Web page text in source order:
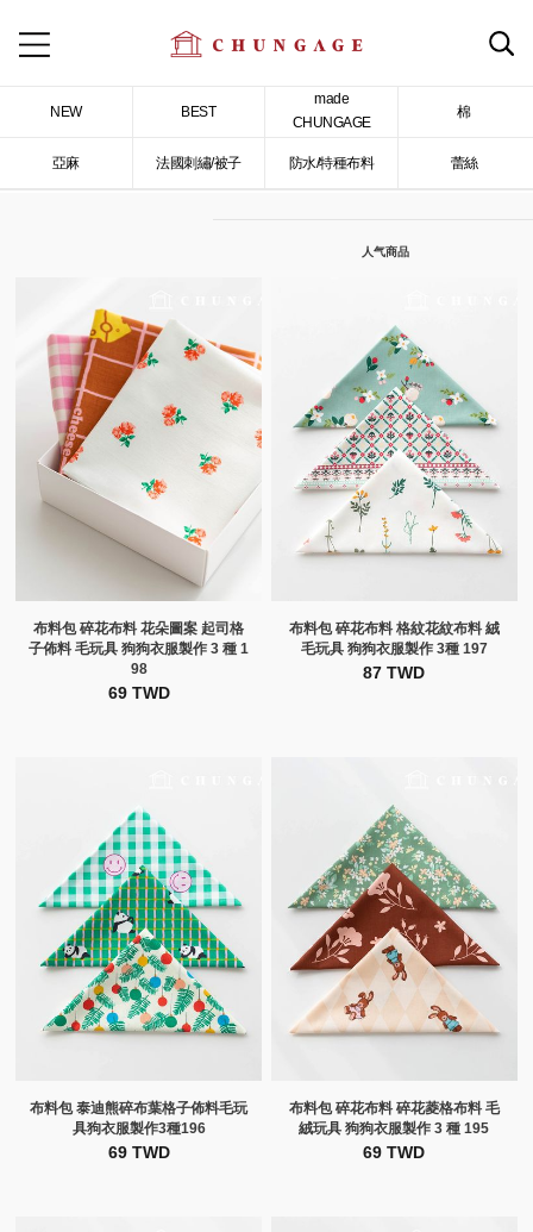
NEW BEST
made
CHUNGAGE
棉
亞麻 法國刺繡/被子 防水/特種布料 蕾絲
人气商品
布料包 碎花布料 花朵圖案 起司格
子佈料 毛玩具 狗狗衣服製作 3 種 1
98
69 TWD
布料包 碎花布料 格紋花紋布料 絨
毛玩具 狗狗衣服製作 3種 197
87 TWD
布料包 泰迪熊碎布葉格子佈料毛玩
具狗衣服製作3種196
69 TWD
布料包 碎花布料 碎花菱格布料 毛
絨玩具 狗狗衣服製作 3 種 195
69 TWD